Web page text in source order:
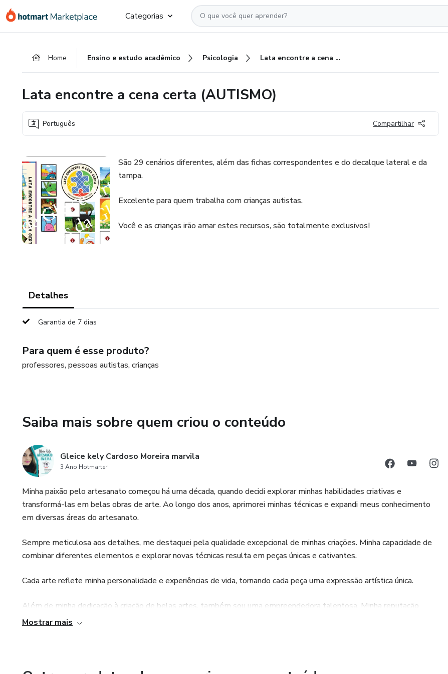
para
para
para
Categorias
Home Ensino e estudo acadêmico Psicologia Lata encontre a cena certa (AUTISMO)
Lata encontre a cena certa (AUTISMO)
Português Compartilhar
São 29 cenários diferentes, além das fichas correspondentes e do decalque lateral e da
tampa.
Excelente para quem trabalha com crianças autistas.
Você e as crianças irão amar estes recursos, são totalmente exclusivos!
Detalhes
Garantia de 7 dias
Para quem é esse produto?
professores, pessoas autistas, crianças
Saiba mais sobre quem criou o conteúdo
Gleice kely Cardoso Moreira marvila
3 Ano Hotmarter
Minha paixão pelo artesanato começou há uma década, quando decidi explorar minhas habilidades criativas e
transformá-las em belas obras de arte. Ao longo dos anos, aprimorei minhas técnicas e expandi meus conhecimento
em diversas áreas do artesanato.
Sempre meticulosa aos detalhes, me destaquei pela qualidade excepcional de minhas criações. Minha capacidade de
combinar diferentes elementos e explorar novas técnicas resulta em peças únicas e cativantes.
Cada arte reflete minha personalidade e experiências de vida, tornando cada peça uma expressão artística única.
Além de minha dedicação à criação de belas artes, também sou uma empreendedora talentosa. Minha reputação
como uma artesã habilidosa e comprometida com a excelência rendeu-me admiradores e clientes fiéis ao longo dos
acredito na importância de transmitir minhas habilidades para as próximas gerações, inspirando outros a explorarem o
Mostrar mais